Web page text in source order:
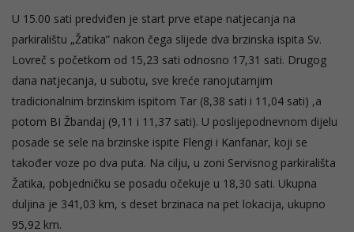
U 15.00 sati predviđen je start prve etape natjecanja na
parkiralištu „Žatika” nakon čega slijede dva brzinska ispita Sv.
Lovreč s početkom od 15,23 sati odnosno 17,31 sati. Drugog
dana natjecanja, u subotu, sve kreće ranojutarnjim
tradicionalnim brzinskim ispitom Tar (8,38 sati i 11,04 sati) ,a
potom BI Žbandaj (9,11 i 11,37 sati). U poslijepodnevnom dijelu
posade se sele na brzinske ispite Flengi i Kanfanar, koji se
također voze po dva puta. Na cilju, u zoni Servisnog parkirališta
Žatika, pobjedničku se posadu očekuje u 18,30 sati. Ukupna
duljina je 341,03 km, s deset brzinaca na pet lokacija, ukupno
95,92 km.